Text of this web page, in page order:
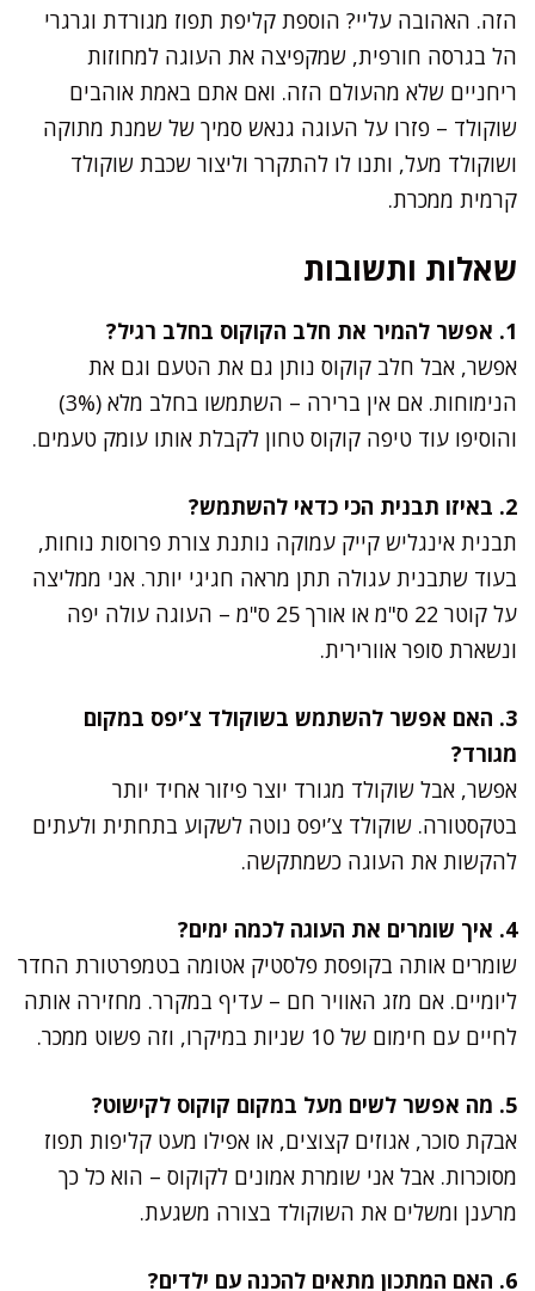
הזה. האהובה עליי? הוספת קליפת תפוז מגורדת וגרגרי
הל בגרסה חורפית, שמקפיצה את העוגה למחוזות
ריחניים שלא מהעולם הזה. ואם אתם באמת אוהבים
שוקולד – פזרו על העוגה גנאש סמיך של שמנת מתוקה
ושוקולד מעל, ותנו לו להתקרר וליצור שכבת שוקולד
קרמית ממכרת.
שאלות ותשובות
1. אפשר להמיר את חלב הקוקוס בחלב רגיל?
אפשר, אבל חלב קוקוס נותן גם את הטעם וגם את
הנימוחות. אם אין ברירה – השתמשו בחלב מלא (3%)
והוסיפו עוד טיפה קוקוס טחון לקבלת אותו עומק טעמים.
2. באיזו תבנית הכי כדאי להשתמש?
תבנית אינגליש קייק עמוקה נותנת צורת פרוסות נוחות,
בעוד שתבנית עגולה תתן מראה חגיגי יותר. אני ממליצה
על קוטר 22 ס"מ או אורך 25 ס"מ – העוגה עולה יפה
ונשארת סופר אוורירית.
3. האם אפשר להשתמש בשוקולד צ’יפס במקום
מגורד?
אפשר, אבל שוקולד מגורד יוצר פיזור אחיד יותר
בטקסטורה. שוקולד צ’יפס נוטה לשקוע בתחתית ולעתים
להקשות את העוגה כשמתקשה.
4. איך שומרים את העוגה לכמה ימים?
שומרים אותה בקופסת פלסטיק אטומה בטמפרטורת החדר
ליומיים. אם מזג האוויר חם – עדיף במקרר. מחזירה אותה
לחיים עם חימום של 10 שניות במיקרו, וזה פשוט ממכר.
5. מה אפשר לשים מעל במקום קוקוס לקישוט?
אבקת סוכר, אגוזים קצוצים, או אפילו מעט קליפות תפוז
מסוכרות. אבל אני שומרת אמונים לקוקוס – הוא כל כך
מרענן ומשלים את השוקולד בצורה משגעת.
6. האם המתכון מתאים להכנה עם ילדים?